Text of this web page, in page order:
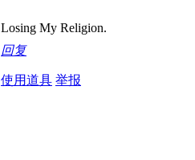
Losing My Religion.
回复
使用道具 举报